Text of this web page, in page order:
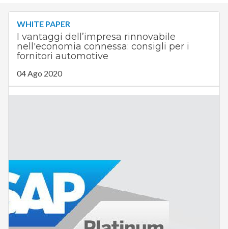
WHITE PAPER
I vantaggi dell’impresa rinnovabile
nell'economia connessa: consigli per i
fornitori automotive
04 Ago 2020